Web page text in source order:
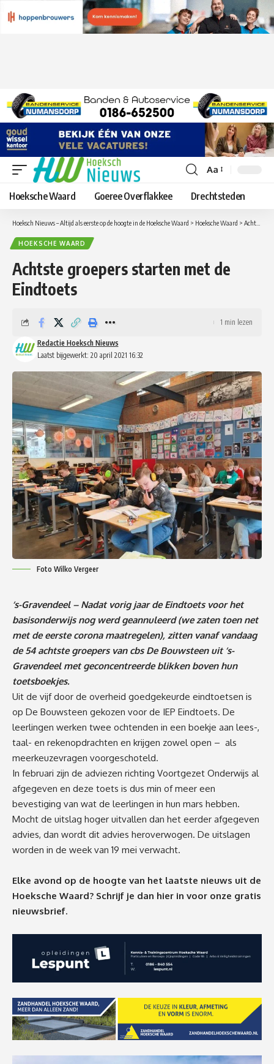
Lettergrootte
aanpassen
Aa
Hoeksche Waard Goeree Overflakkee Drechtsteden
Hoeksch Nieuws – Altijd als eerste op de hoogte in de Hoeksche Waard > Hoeksche Waard > Achtste groepers starten met de Eindtoets
HOEKSCHE WAARD
Achtste groepers starten met de
Eindtoets
Laatst bijgewerkt: 20 april 2021 16:32
Redactie Hoeksch Nieuws
1 min lezen
Foto Wilko Vergeer
‘s-Gravendeel – Nadat vorig jaar de Eindtoets voor het
basisonderwijs nog werd geannuleerd (we zaten toen net
met de eerste corona maatregelen), zitten vanaf vandaag
de 54 achtste groepers van cbs De Bouwsteen uit ‘s-
Gravendeel met geconcentreerde blikken boven hun
toetsboekjes.
Uit de vijf door de overheid goedgekeurde eindtoetsen is
op De Bouwsteen gekozen voor de IEP Eindtoets. De
leerlingen werken twee ochtenden in een boekje aan lees-,
taal- en rekenopdrachten en krijgen zowel open – als
meerkeuzevragen voorgeschoteld.
In februari zijn de adviezen richting Voortgezet Onderwijs al
afgegeven en deze toets is dus min of meer een
bevestiging van wat de leerlingen in hun mars hebben.
Mocht de uitslag hoger uitvallen dan het eerder afgegeven
advies, dan wordt dit advies heroverwogen. De uitslagen
worden in de week van 19 mei verwacht.
Elke avond op de hoogte van het laatste nieuws uit de
Hoeksche Waard? Schrijf je dan hier in voor onze gratis
nieuwsbrief.